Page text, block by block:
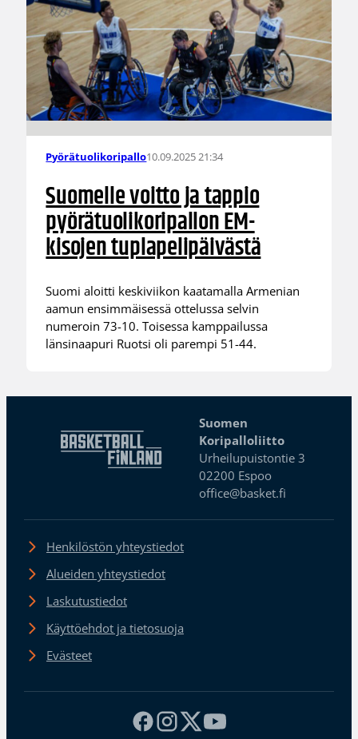
Pyörätuolikoripallo10.09.2025 21:34
Suomelle voitto ja tappio
pyörätuolikoripallon EM-
kisojen tuplapelipäivästä
Suomi aloitti keskiviikon kaatamalla Armenian
aamun ensimmäisessä ottelussa selvin
numeroin 73-10. Toisessa kamppailussa
länsinaapuri Ruotsi oli parempi 51-44.
Suomen
Koripalloliitto
Urheilupuistontie 3
02200 Espoo
office@basket.fi
Henkilöstön yhteystiedot
Alueiden yhteystiedot
Laskutustiedot
Käyttöehdot ja tietosuoja
Evästeet